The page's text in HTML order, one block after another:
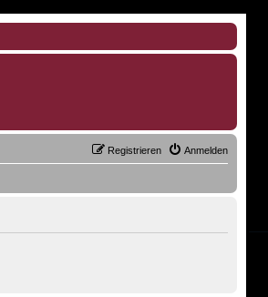
Anmelden
Registrieren